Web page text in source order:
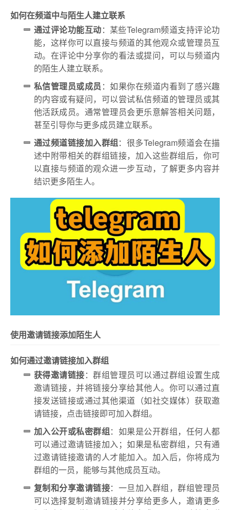
如何在频道中与陌生人建立联系
通过评论功能互动：某些Telegram频道支持评论功
能，这样你可以直接与频道的其他观众或管理员互
动。在评论中分享你的看法或提问，可以与频道内
的陌生人建立联系。
私信管理员或成员 ：如果你在频道内看到了感兴趣
的内容或有疑问，可以尝试私信频道的管理员或其
他活跃成员。通常管理员会更乐意解答相关问题，
甚至引导你与更多成员建立联系。
通过频道链接加入群组：很多Telegram频道会在描
述中附带相关的群组链接，加入这些群组后，你可
以直接与频道的观众进一步互动，了解更多内容并
结识更多陌生人。
使用邀请链接添加陌生人
如何通过邀请链接加入群组
获得邀请链接：群组管理员可以通过群组设置生成
邀请链接，并将链接分享给其他人。你可以通过直
接发送链接或通过其他渠道（如社交媒体）获取邀
请链接，点击链接即可加入群组。
加入公开或私密群组：如果是公开群组，任何人都
可以通过邀请链接加入；如果是私密群组，只有通
过邀请链接邀请的人才能加入。加入后，你将成为
群组的一员，能够与其他成员互动。
复制和分享邀请链接：一旦加入群组，群组管理员
可以选择复制邀请链接并分享给更多人，邀请更多